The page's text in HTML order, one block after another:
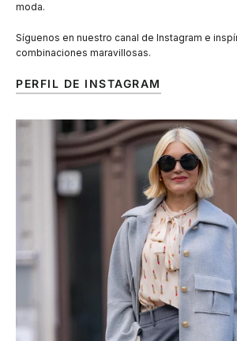
moda.
Síguenos en nuestro canal de Instagram e
combinaciones maravillosas.
PERFIL DE INSTAGRAM